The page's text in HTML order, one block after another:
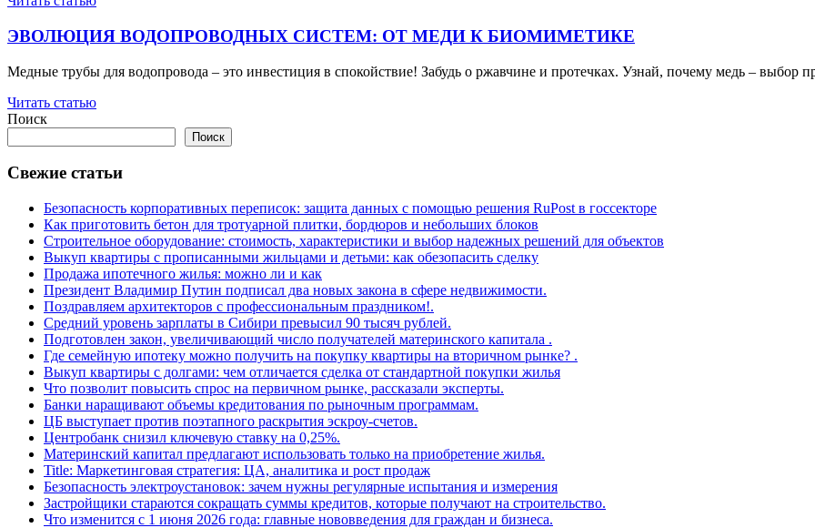
ЭВОЛЮЦИЯ ВОДОПРОВОДНЫХ СИСТЕМ: ОТ МЕДИ К БИОМИМЕТИКЕ
Медные трубы для водопровода – это инвестиция в спокойствие! Забудь о ржавчине и протечках. Узнай, почему медь – выбор
Читать статью
Поиск
Поиск
Свежие статьи
Безопасность корпоративных переписок: защита данных с помощью решения RuPost в госсекторе
Как приготовить бетон для тротуарной плитки, бордюров и небольших блоков
Строительное оборудование: стоимость, характеристики и выбор надежных решений для объектов
Выкуп квартиры с прописанными жильцами и детьми: как обезопасить сделку
Продажа ипотечного жилья: можно ли и как
Президент Владимир Путин подписал два новых закона в сфере недвижимости.
Поздравляем архитекторов с профессиональным праздником!.
Средний уровень зарплаты в Сибири превысил 90 тысяч рублей.
Подготовлен закон, увеличивающий число получателей материнского капитала .
Где семейную ипотеку можно получить на покупку квартиры на вторичном рынке? .
Выкуп квартиры с долгами: чем отличается сделка от стандартной покупки жилья
Что позволит повысить спрос на первичном рынке, рассказали эксперты.
Банки наращивают объемы кредитования по рыночным программам.
ЦБ выступает против поэтапного раскрытия эскроу-счетов.
Центробанк снизил ключевую ставку на 0,25%.
Материнский капитал предлагают использовать только на приобретение жилья.
Title: Маркетинговая стратегия: ЦА, аналитика и рост продаж
Безопасность электроустановок: зачем нужны регулярные испытания и измерения
Застройщики стараются сокращать суммы кредитов, которые получают на строительство.
Что изменится с 1 июня 2026 года: главные нововведения для граждан и бизнеса.